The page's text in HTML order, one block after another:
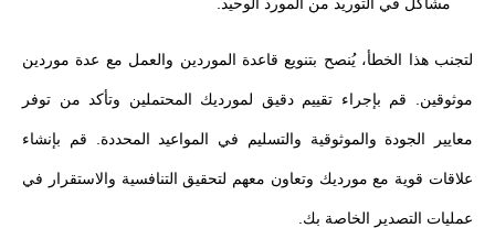
لتجنب هذا الخطأ، يُنصح بتنويع قاعدة الموردين والعمل مع عدة موردين
موثوقين. قم بإجراء تقييم دقيق لمورديك المحتملين وتأكد من توفر
معايير الجودة والموثوقية والتسليم في المواعيد المحددة. قم بإنشاء
علاقات قوية مع مورديك وتعاون معهم لتحقيق التنافسية والاستقرار في
عمليات التصدير الخاصة بك.